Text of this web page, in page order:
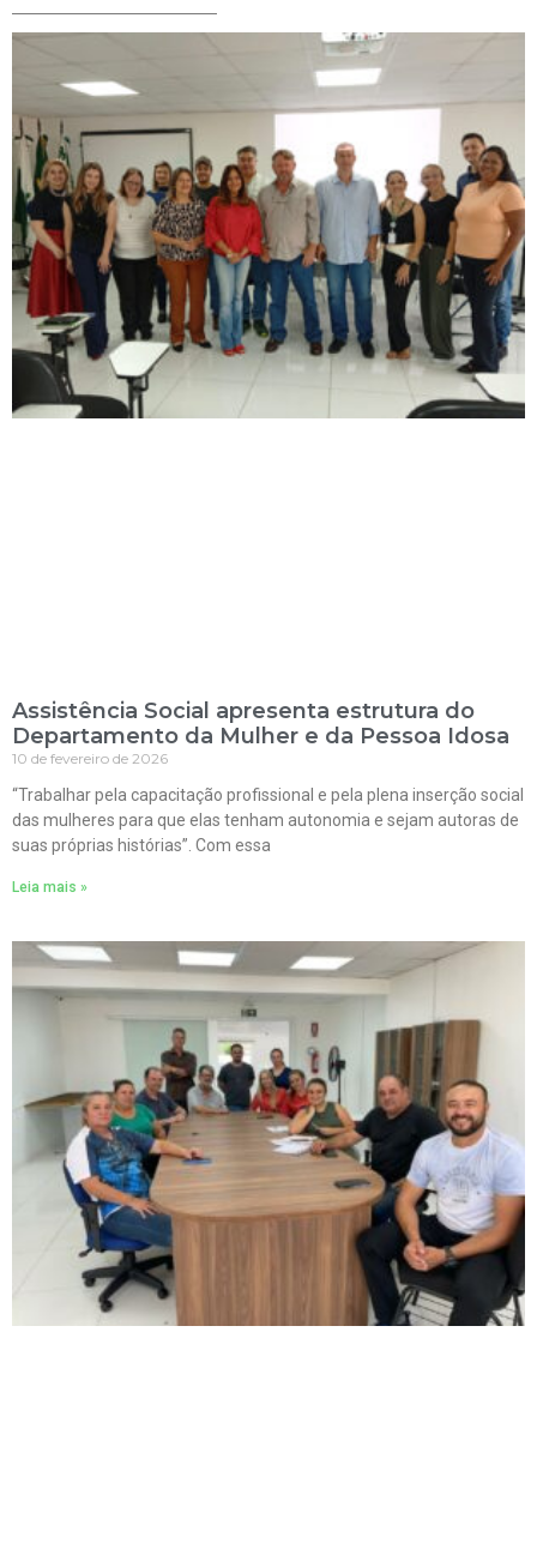
Assistência Social apresenta estrutura do
Departamento da Mulher e da Pessoa Idosa
10 de fevereiro de 2026
“Trabalhar pela capacitação profissional e pela plena inserção social
das mulheres para que elas tenham autonomia e sejam autoras de
suas próprias histórias”. Com essa
Leia mais »